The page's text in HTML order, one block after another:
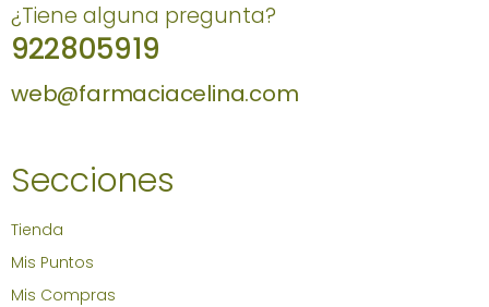
¿Tiene alguna pregunta?
922805919
web@farmaciacelina.com
Secciones
Tienda
Mis Puntos
Mis Compras